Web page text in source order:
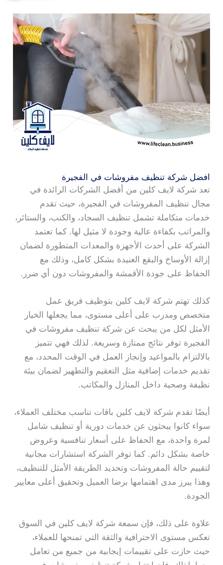
افضل شركة تنظيف مفروشات في الفجيرة
تعد شركة لايف كلين من أفضل الشركات الرائدة في
مجال تنظيف المفروشات في الفجيرة، حيث تقدم
خدمات متكاملة تشمل تنظيف السجاد، والكنب، والستائر،
والمراتب بكفاءة عالية وجودة لا مثيل لها. كما تعتمد
الشركة على أحدث الأجهزة والمعدات المتطورة لضمان
إزالة الأوساخ والبقع العنيدة بشكل كامل، وذلك مع
الحفاظ على جودة الأقمشة والمفروشات دون أي ضرر.
كذلك تهتم شركة لايف كلين بتوظيف فريق عمل
متخصص ومدرب على أعلى مستوى، مما يجعلها الخيار
الأمثل لكل من يبحث عن شركة تنظيف مفروشات في
الفجيرة توفر نتائج ممتازة وسريعة. لذلك فهي تتميز
بالالتزام بالمواعيد وإنجاز العمل في الوقت المحدد، مع
تقديم خدمات إضافية مثل التعقيم والتطهير لضمان بيئة
نظيفة وصحية داخل المنازل والمكاتب.
أيضًا تقدم شركة لايف كلين باقات تناسب مختلف العملاء،
سواء كانوا يبحثون عن خدمات دورية أو تنظيف شامل
لمرة واحدة، مع الحفاظ على أسعار تنافسية وعروض
خاصة بشكل دائم. كما توفر الشركة استشارات مجانية
لتقييم حالة المفروشات وتحديد الطريقة الأمثل للتنظيف،
وهذا يبرز مدى اهتمامها برضا العميل وتحقيق أعلى معايير
الجودة.
علاوة على ذلك، فإن سمعة شركة لايف كلين في السوق
تعكس مستوى الاحترافية والثقة التي تمنحها للعملاء،
حيث حازت على تقييمات إيجابية من جميع من تعامل